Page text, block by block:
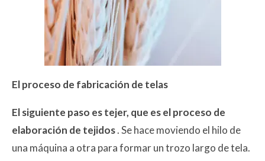
El proceso de fabricación de telas
El siguiente paso es tejer, que es el proceso de
elaboración de tejidos. Se hace moviendo el hilo de
una máquina a otra para formar un trozo largo de tela.